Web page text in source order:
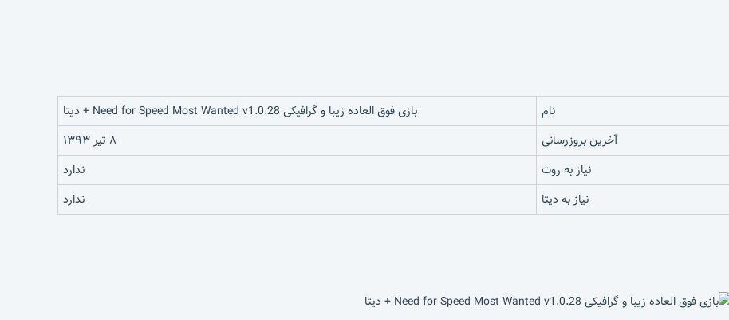
نام
بازی فوق العاده زیبا و گرافیکی Need for Speed Most Wanted v1.0.28 + دیتا
آخرین بروزرسانی
۸ تیر ۱۳۹۳
نیاز به روت
ندارد
نیاز به دیتا
ندارد